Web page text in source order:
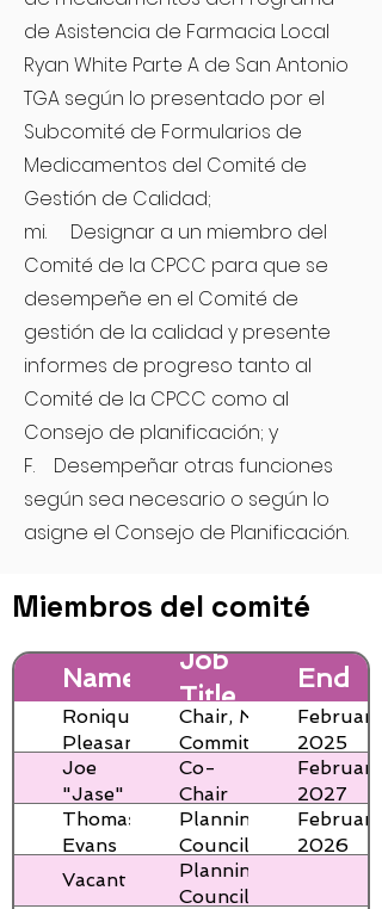
de Asistencia de Farmacia Local
Ryan White Parte A de San Antonio
TGA según lo presentado por el
Subcomité de Formularios de
Medicamentos del Comité de
Gestión de Calidad;
mi. Designar a un miembro del
Comité de la CPCC para que se
desempeñe en el Comité de
gestión de la calidad y presente
informes de progreso tanto al
Comité de la CPCC como al
Consejo de planificación; y
F. Desempeñar otras funciones
según sea necesario o según lo
asigne el Consejo de Planificación.
Miembros del comité
Name
Job
Title
End
Date
Ronique
Pleasant
Chair, MNE
Committee,
Planning
Council
Member
February
2025
Joe
"Jase"
Clower
Co-
Chair
Planning
Council
February
2027
Thomas
Evans
Jr.
Planning
Council
Member
February
2026
Vacant
Planning
Council